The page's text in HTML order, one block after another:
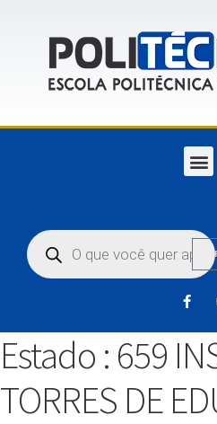
Estado : 659
TORRES DE